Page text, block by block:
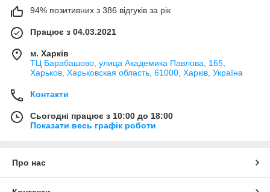
94% позитивних з 386 відгуків за рік
Працює з 04.03.2021
м. Харків
ТЦ Барабашово, улица Академика Павлова, 165,
Харьков, Харьковская область, 61000, Харків, Україна
Контакти
Сьогодні працює з 10:00 до 18:00
Показати весь графік роботи
Про нас